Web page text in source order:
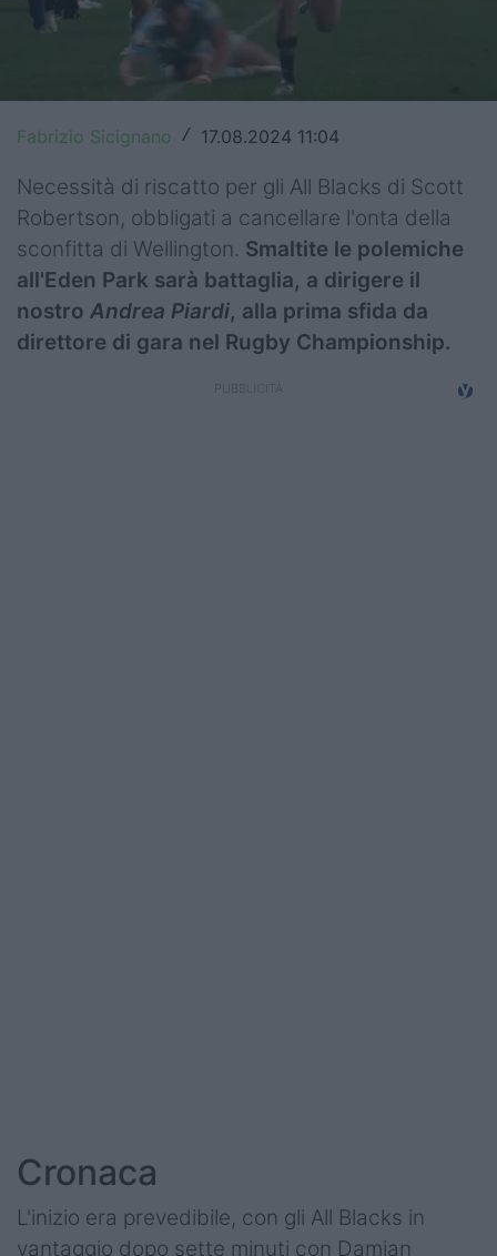
Champions Cup
Challenge Cup
World Rugby
Rugby World Cup
Super Rugby
Rugby in TV
Mercato
Fabrizio Sicignano / 17.08.2024 11:04
Necessità di riscatto per gli All Blacks di Scott
Robertson, obbligati a cancellare l'onta della
sconfitta di Wellington. Smaltite le polemiche
all'Eden Park sarà battaglia, a dirigere il
nostro Andrea Piardi, alla prima sfida da
direttore di gara nel Rugby Championship.
Cronaca
L'inizio era prevedibile, con gli All Blacks in
vantaggio dopo sette minuti con Damian